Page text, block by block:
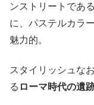
ンストリートである
に、パステルカラ
魅力的。
スタイリッシュな
る ローマ時代の遺